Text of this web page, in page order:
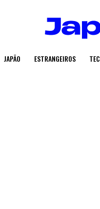
JAPÃO ESTRANGEIROS